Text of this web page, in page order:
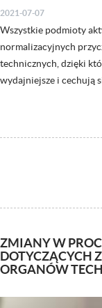
2021-07-07
Wszystkie podmioty
normalizacyjnych
technicznych, dzięki
wydajniejsze i cechują
ZMIANY W
DOTYCZĄCYCH
ORGANÓW